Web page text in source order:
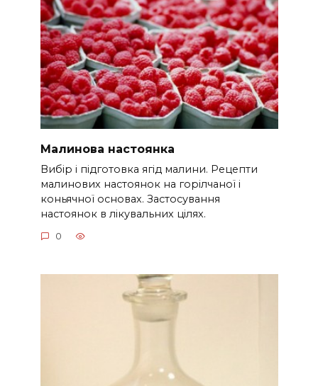
Малинова настоянка
Вибір і підготовка ягід малини. Рецепти
малинових настоянок на горілчаної і
коньячної основах. Застосування
настоянок в лікувальних цілях.
0